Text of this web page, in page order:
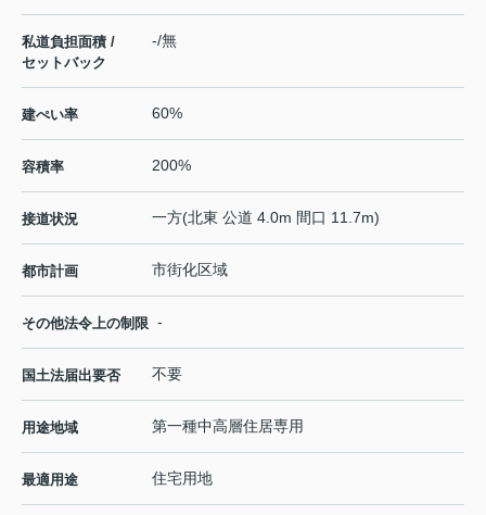
私道負担面積 /
セットバック
-/無
建ぺい率 60%
容積率 200%
接道状況 一方(北東 公道 4.0m 間口 11.7m)
都市計画 市街化区域
その他法令上の制限 -
国土法届出要否 不要
用途地域 第一種中高層住居専用
最適用途 住宅用地